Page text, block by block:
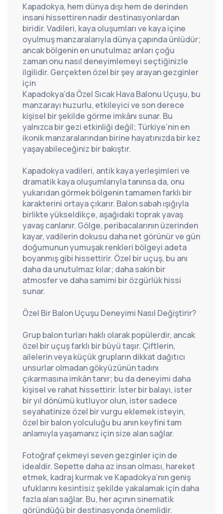
Kapadokya, hem dünya dışı hem de derinden
insani hissettiren nadir destinasyonlardan
biridir. Vadileri, kaya oluşumları ve kaya içine
oyulmuş manzaralarıyla dünya çapında ünlüdür;
ancak bölgenin en unutulmaz anları çoğu
zaman onu nasıl deneyimlemeyi seçtiğinizle
ilgilidir. Gerçekten özel bir şey arayan gezginler
için
Kapadokya’da Özel Sıcak Hava Balonu Uçuşu, bu
manzarayı huzurlu, etkileyici ve son derece
kişisel bir şekilde görme imkânı sunar. Bu
yalnızca bir gezi etkinliği değil; Türkiye’nin en
ikonik manzaralarından birine hayatınızda bir kez
yaşayabileceğiniz bir bakıştır.
Kapadokya vadileri, antik kaya yerleşimleri ve
dramatik kaya oluşumlarıyla tanınsa da, onu
yukarıdan görmek bölgenin tamamen farklı bir
karakterini ortaya çıkarır. Balon sabah ışığıyla
birlikte yükseldikçe, aşağıdaki toprak yavaş
yavaş canlanır. Gölge, peribacalarının üzerinden
kayar, vadilerin dokusu daha net görünür ve gün
doğumunun yumuşak renkleri bölgeyi adeta
boyanmış gibi hissettirir. Özel bir uçuş, bu anı
daha da unutulmaz kılar; daha sakin bir
atmosfer ve daha samimi bir özgürlük hissi
sunar.
Özel Bir Balon Uçuşu Deneyimi Nasıl Değiştirir?
Grup balon turları haklı olarak popülerdir, ancak
özel bir uçuş farklı bir büyü taşır. Çiftlerin,
ailelerin veya küçük grupların dikkat dağıtıcı
unsurlar olmadan gökyüzünün tadını
çıkarmasına imkân tanır; bu da deneyimi daha
kişisel ve rahat hissettirir. İster bir balayı, ister
bir yıl dönümü kutluyor olun, ister sadece
seyahatinize özel bir vurgu eklemek isteyin,
özel bir balon yolculuğu bu anın keyfini tam
anlamıyla yaşamanız için size alan sağlar.
Fotoğraf çekmeyi seven gezginler için de
idealdir. Sepette daha az insan olması, hareket
etmek, kadraj kurmak ve Kapadokya’nın geniş
ufuklarını kesintisiz şekilde yakalamak için daha
fazla alan sağlar. Bu, her açının sinematik
göründüğü bir destinasyonda önemlidir.